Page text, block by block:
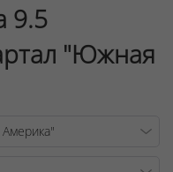
9.5
"Южная